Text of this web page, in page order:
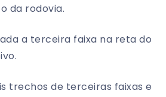
da rodovia.
a terceira faixa na reta do
trechos de terceiras faixas e